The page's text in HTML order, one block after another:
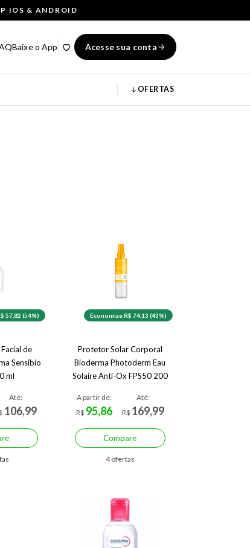
IOS & ANDROID
Baixe o App Acesse sua conta
OFERTAS
57,82 (54%)
de
Sensibio
ml
Até:
106,99
Economize R$ 74,13 (43%)
Protetor Solar Corporal
Bioderma Photoderm Eau
Solaire Anti-Ox FPS50 200
A partir de:
R$ 95,86
Até:
R$ 169,99
Compare
4 ofertas